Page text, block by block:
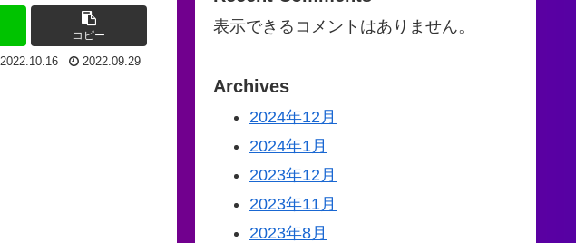
コピー
2022.10.16 2022.09.29
表示できるコメントはありません。
Archives
2024年12月
2024年1月
2023年12月
2023年11月
2023年8月